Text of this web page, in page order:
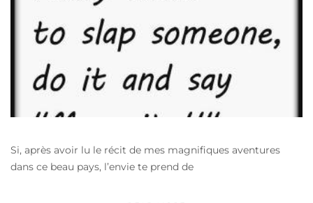
Si, après avoir lu le récit de mes magnifiques aventures
dans ce beau pays, l’envie te prend de